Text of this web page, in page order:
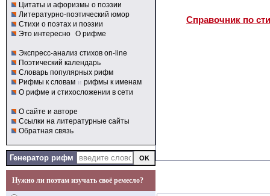
Цитаты и афоризмы о поэзии
Литературно-поэтический юмор
Стихи о поэтах и поэзии
Это интересно О рифме
Экспресс-анализ стихов on-line
Поэтический календарь
Словарь популярных рифм
Рифмы к словам и рифмы к именам
О рифме и стихосложении в сети
О сайте и авторе
Ссылки на литературные сайты
Обратная связь
Генератор рифм
Нужно ли поэтам изучать своё ремесло?
Справочник по